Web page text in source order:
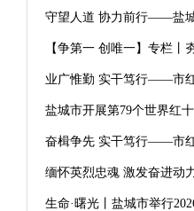
守望人道 协力前行——盐城
【争第一 创唯一】专栏
业广惟勤 实干笃行——市
盐城市开展第79个世界红
奋楫争先 实干笃行——市
缅怀英烈忠魂 激发奋进
生命·曙光丨盐城市举行